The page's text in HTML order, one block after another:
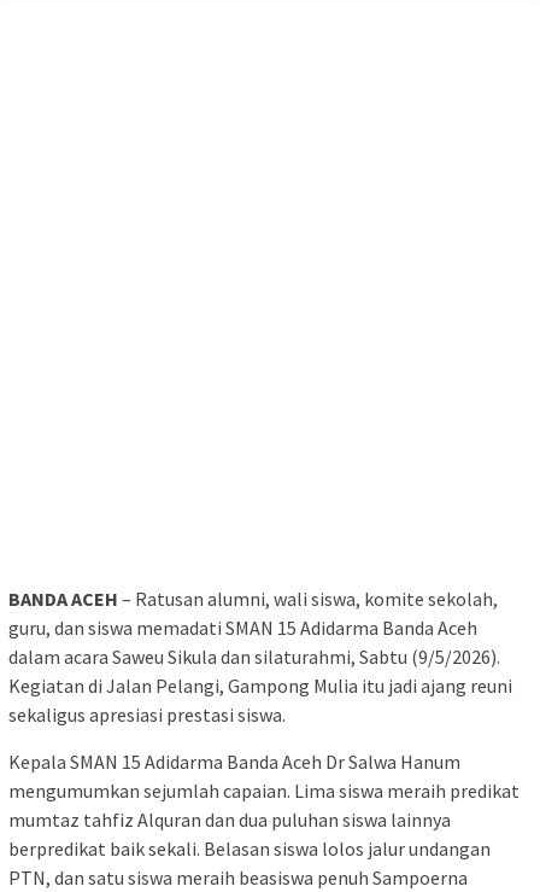
BANDA ACEH – Ratusan alumni, wali siswa, komite sekolah,
guru, dan siswa memadati SMAN 15 Adidarma Banda Aceh
dalam acara Saweu Sikula dan silaturahmi, Sabtu (9/5/2026).
Kegiatan di Jalan Pelangi, Gampong Mulia itu jadi ajang reuni
sekaligus apresiasi prestasi siswa.
Kepala SMAN 15 Adidarma Banda Aceh Dr Salwa Hanum
mengumumkan sejumlah capaian. Lima siswa meraih predikat
mumtaz tahfiz Alquran dan dua puluhan siswa lainnya
berpredikat baik sekali. Belasan siswa lolos jalur undangan
PTN, dan satu siswa meraih beasiswa penuh Sampoerna